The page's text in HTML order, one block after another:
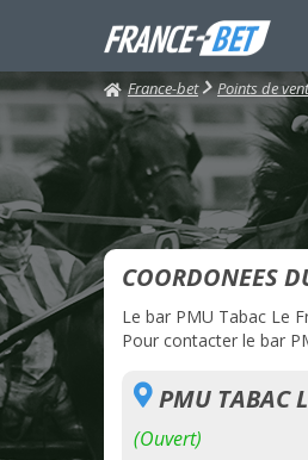
France-bet Points de
COORDONEES
Le bar PMU Tabac Le
Pour contacter le bar
PMU TABAC
(Ouvert)